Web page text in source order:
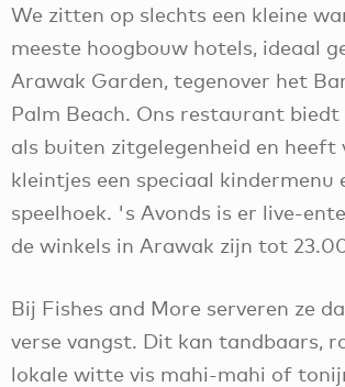
We zitten op slechts een kleine
meeste hoogbouw hotels, ideaal
Arawak Garden, tegenover het
Palm Beach. Ons restaurant biedt
als buiten zitgelegenheid en heeft
kleintjes een speciaal kindermenu
speelhoek. 's Avonds is er live-
de winkels in Arawak zijn tot
Bij Fishes and More serveren ze
verse vangst. Dit kan tandbaars,
lokale witte vis mahi-mahi of